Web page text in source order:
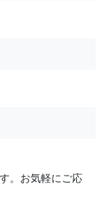
。お気軽にご応